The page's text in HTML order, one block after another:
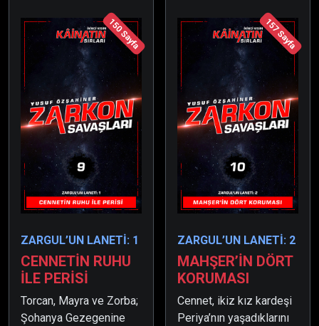
150 Sayfa
ZARGUL’UN LANETİ: 1
CENNETİN RUHU
İLE PERİSİ
Torcan, Mayra ve Zorba;
Şohanya Gezegenine
157 Sayfa
ZARGUL’UN LANETİ: 2
MAHŞER’İN DÖRT
KORUMASI
Cennet, ikiz kız kardeşi
Periya’nın yaşadıklarını